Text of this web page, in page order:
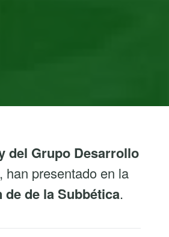
del Grupo Desarrollo
, han presentado en la
de la Subbética.